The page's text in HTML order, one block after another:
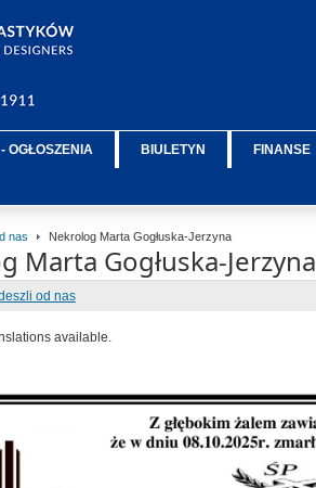
OGŁOSZENIA BIULETYN FINANSE
nas Nekrolog Marta Gogłuska-Jerzyna
Marta Gogłuska-Jerzyna
od nas
available.